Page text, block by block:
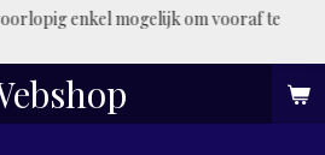
enkel mogelijk om vooraf te